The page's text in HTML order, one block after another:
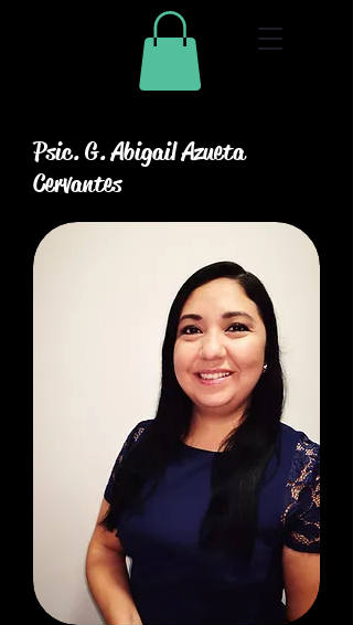
Psic. G. Abigail Azueta
Cervantes